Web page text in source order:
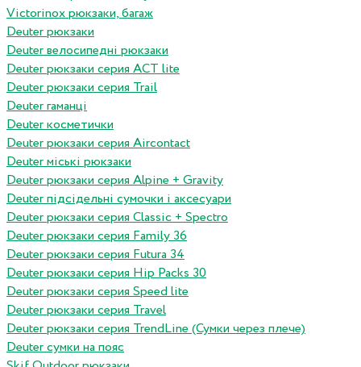
Victorinox рюкзаки, багаж
Deuter рюкзаки
Deuter велосипедні рюкзаки
Deuter рюкзаки серия ACT lite
Deuter рюкзаки серия Trail
Deuter гаманці
Deuter косметички
Deuter рюкзаки серия Aircontact
Deuter міські рюкзаки
Deuter рюкзаки серия Alpine + Gravity
Deuter підсідельні сумочки і аксесуари
Deuter рюкзаки серия Classic + Spectro
Deuter рюкзаки серия Family 36
Deuter рюкзаки серия Futura 34
Deuter рюкзаки серия Hip Packs 30
Deuter рюкзаки серия Speed lite
Deuter рюкзаки серия Travel
Deuter рюкзаки серия TrendLine (Сумки через плече)
Deuter сумки на пояс